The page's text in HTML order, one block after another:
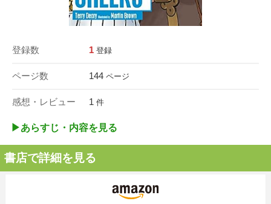
登録数 1 登録
ページ数 144 ページ
感想・レビュー 1 件
▶︎あらすじ・内容を見る
書店で詳細を見る